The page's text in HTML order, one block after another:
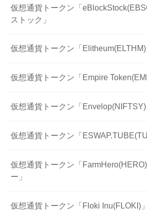
仮想通貨トークン「
ストック」
仮想通貨トークン「Elitheum(ELTHM)
仮想通貨トークン「Empire
仮想通貨トークン「Envelop(NIFTSY)
仮想通貨トークン「
仮想通貨トークン「
ー」
仮想通貨トークン「Floki Inu(FLOKI)」